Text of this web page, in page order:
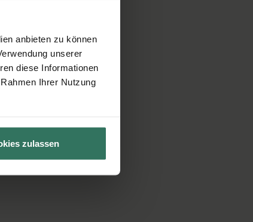
anbieten zu können
unserer
diese Informationen
Ihrer Nutzung
zulassen